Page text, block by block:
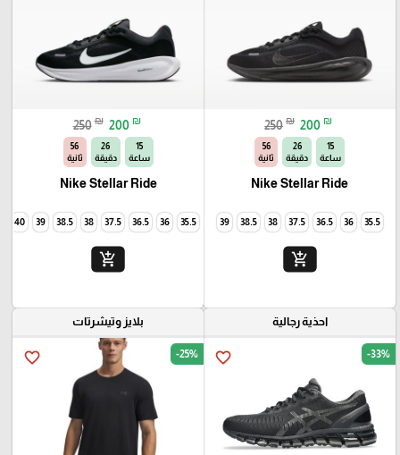
250 ₪ 200 ₪
15
ساعة
26
دقيقة
54
ثانية
Nike Stellar Ride
35.5
36
36.5
37.5
38
38.5
39
add_shopping_cart
250 ₪ 200 ₪
15
ساعة
26
دقيقة
54
ثانية
Nike Stellar Ride
35.5
36
36.5
37.5
38
38.5
39
40
add_shopping_cart
احذية رجالية
favorite_border -33%
بلايز وتيشرتات
favorite_border -25%